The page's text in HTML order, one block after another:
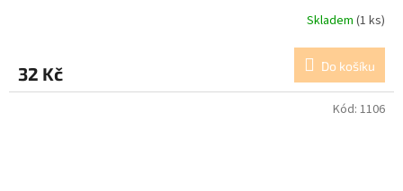
Skladem (1 ks)
32 Kč Do košíku
Kód: 1106